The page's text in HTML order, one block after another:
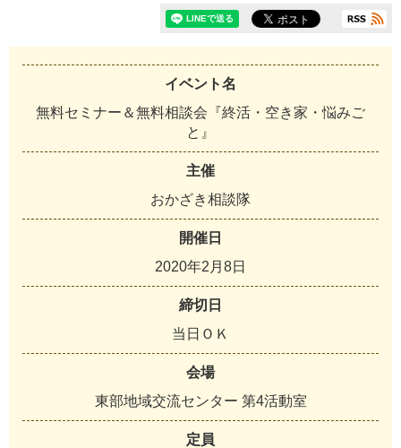
イベント名
無料セミナー＆無料相談会『終活・空き家・悩みご
と』
主催
おかざき相談隊
開催日
2020年2 月 8日
締切日
当 日 Ｏ Ｋ
会場
東部地域交流センター 第4活動室
定員